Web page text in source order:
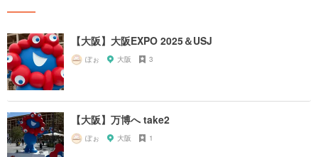
【大阪】大阪EXPO 2025＆USJ
ぽぉ 大阪 3
【大阪】万博へ take2
ぽぉ 大阪 1